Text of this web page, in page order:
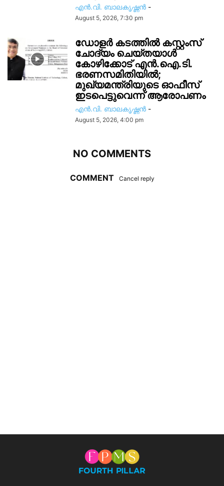
എൻ.വി. ബാലകൃഷ്ണൻ -
August 5, 2026, 7:30 pm
ഡോളർ കടത്തിൽ കസ്റ്റംസ്
ചോദ്യം ചെയ്തയാൾ
കോഴിക്കോട് എൻ.ഐ.ടി.
ഭരണസമിതിയിൽ;
മുഖ്യമന്ത്രിയുടെ ഓഫീസ്
ഇടപെട്ടുവെന്ന് ആരോപണം
എൻ.വി. ബാലകൃഷ്ണൻ -
August 5, 2026, 4:00 pm
NO COMMENTS
COMMENT Cancel reply